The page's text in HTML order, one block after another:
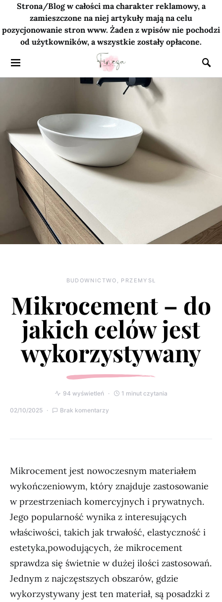
Strona/Blog w całości ma charakter reklamowy, a
zamieszczone na niej artykuły mają na celu
pozycjonowanie stron www. Żaden z wpisów nie pochodzi
od użytkowników, a wszystkie zostały opłacone.
BUDOWNICTWO, PRZEMYSŁ
Mikrocement – do
jakich celów jest
wykorzystywany
94 wyświetleń 1 minut czytania
02/10/2025 Brak komentarzy
Mikrocement jest nowoczesnym materiałem
wykończeniowym, który znajduje zastosowanie
w przestrzeniach komercyjnych i prywatnych.
Jego popularność wynika z interesujących
właściwości, takich jak trwałość, elastyczność i
estetyka,powodujących, że mikrocement
sprawdza się świetnie w dużej ilości zastosowań.
Jednym z najczęstszych obszarów, gdzie
wykorzystywany jest ten materiał, są posadzki z